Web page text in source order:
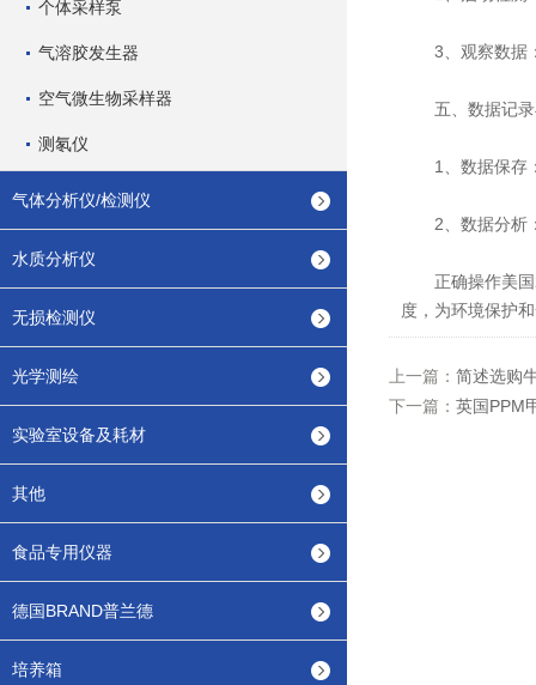
个体采样泵
气溶胶发生器
空气微生物采样器
测氡仪
气体分析仪/检测仪
水质分析仪
无损检测仪
光学测绘
实验室设备及耗材
其他
食品专用仪器
德国BRAND普兰德
培养箱
3、观察数据：
五、数据记录
1、数据保存：
2、数据分析：
正确操作美国
度，为环境保护
上一篇： 简述选购
下一篇： 英国PPM